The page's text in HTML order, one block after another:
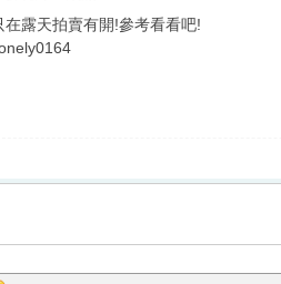
露天拍賣有開!參考看看吧!